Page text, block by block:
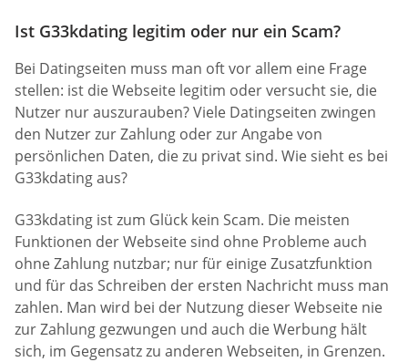
Ist G33kdating legitim oder nur ein Scam?
Bei Datingseiten muss man oft vor allem eine Frage
stellen: ist die Webseite legitim oder versucht sie, die
Nutzer nur auszurauben? Viele Datingseiten zwingen
den Nutzer zur Zahlung oder zur Angabe von
persönlichen Daten, die zu privat sind. Wie sieht es bei
G33kdating aus?
G33kdating ist zum Glück kein Scam. Die meisten
Funktionen der Webseite sind ohne Probleme auch
ohne Zahlung nutzbar; nur für einige Zusatzfunktion
und für das Schreiben der ersten Nachricht muss man
zahlen. Man wird bei der Nutzung dieser Webseite nie
zur Zahlung gezwungen und auch die Werbung hält
sich, im Gegensatz zu anderen Webseiten, in Grenzen.